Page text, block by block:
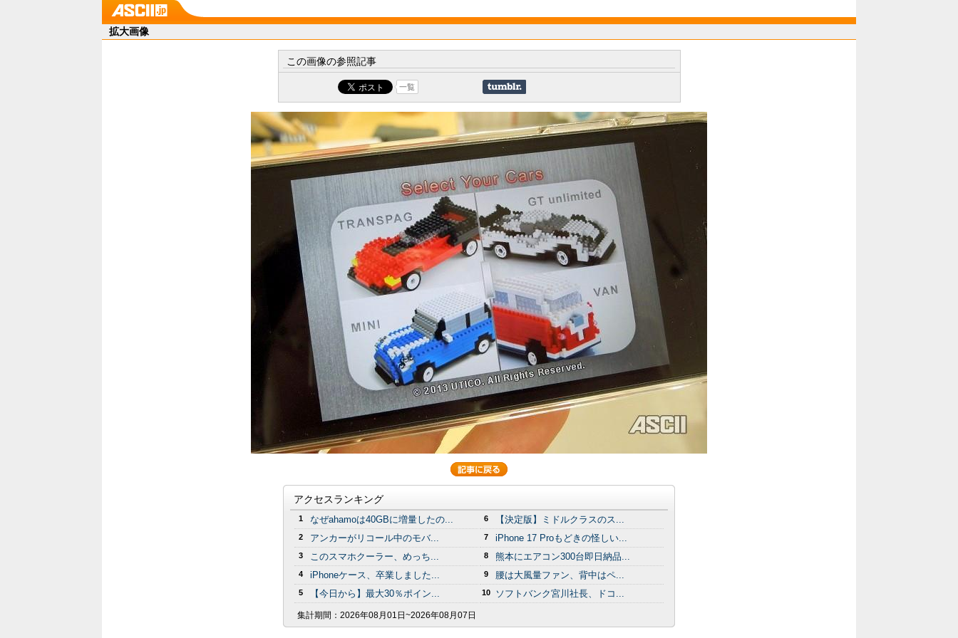
拡大画像
この画像の参照記事
一覧
アクセスランキング
1 なぜahamoは40GBに増量したの...
2 アンカーがリコール中のモバ...
3 このスマホクーラー、めっち...
4 iPhoneケース、卒業しました...
5 【今日から】最大30％ポイン...
6 【決定版】ミドルクラスのス...
7 iPhone 17 Proもどきの怪しい...
8 熊本にエアコン300台即日納品...
9 腰は大風量ファン、背中はペ...
10 ソフトバンク宮川社長、ドコ...
集計期間： 2026年08月01日~2026年08月07日